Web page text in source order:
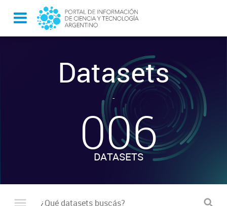
Datasets
-
006
DATASETS